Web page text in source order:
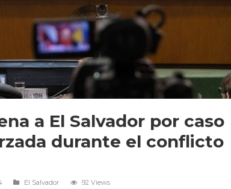
a El Salvador por caso
durante el conflicto
El Salvador 92 Views